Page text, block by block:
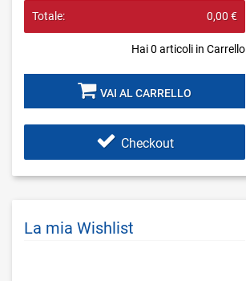
Hai0 articoli in Carrello
Totale: 0,00 €
VAI AL CARRELLO
Checkout
La mia Wishlist